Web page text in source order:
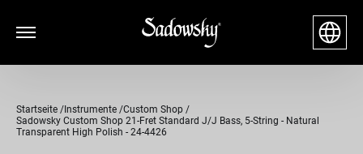
Startseite Instrumente Custom Shop
Sadowsky Custom Shop 21-Fret Standard J/J Bass, 5-String - Natural
Transparent High Polish - 24-4426